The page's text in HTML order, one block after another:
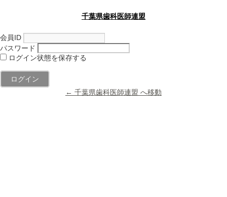
千葉県歯科医師連盟
会員ID
パスワード
ログイン状態を保存する
← 千葉県歯科医師連盟 へ移動